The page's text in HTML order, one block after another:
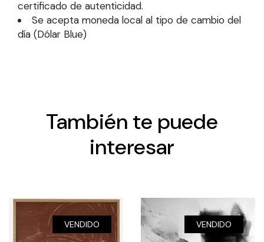
certificado de autenticidad.
Se acepta moneda local al tipo de cambio del
día (Dólar Blue)
También te puede
interesar
VENDIDO VENDIDO